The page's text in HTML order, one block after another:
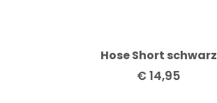
Hose Short schwarz
€14,95